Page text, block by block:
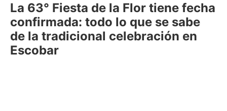
La 63° Fiesta de la Flor tiene fecha
confirmada: todo lo que se sabe
de la tradicional celebración en
Escobar